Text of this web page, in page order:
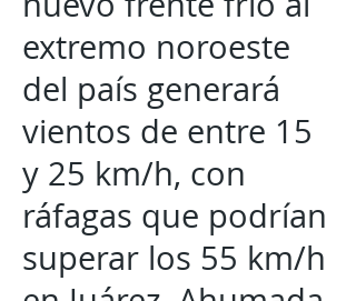
extremo noroeste
del país generará
vientos de entre 15
y 25 km/h, con
ráfagas que podrían
superar los 55 km/h